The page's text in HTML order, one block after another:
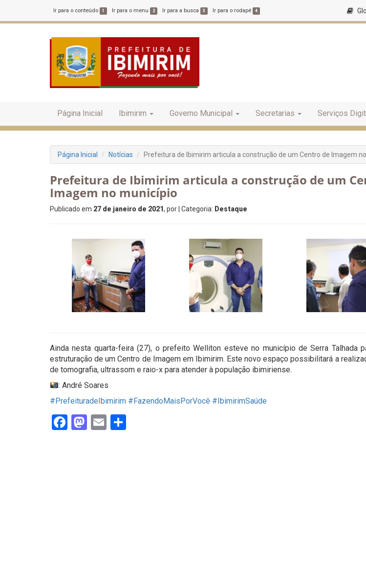
Ir para o conteúdo 1 Ir para o menu 2 Ir para a busca 3 Ir para o rodapé 4
Página Inicial Ibimirim Governo Municipal Secretarias Serviços
Página Inicial Notícias Prefeitura de Ibimirim articula a construção de um Centro de Imagem
Prefeitura de Ibimirim articula a construção de um
Imagem no município
Publicado em 27 de janeiro de 2021, por | Categoria: Destaque
Ainda nesta quarta-feira (27), o prefeito Welliton esteve no município de Serra Talhada
estruturação de um Centro de Imagem em Ibimirim. Este novo espaço possibilitará a
de tomografia, ultrassom e raio-x para atender à população ibimiriense.
: André Soares
#PrefeituradeIbimirim #FazendoMaisPorVocê #IbimirimSaúde
Facebook
Mastodon
Email